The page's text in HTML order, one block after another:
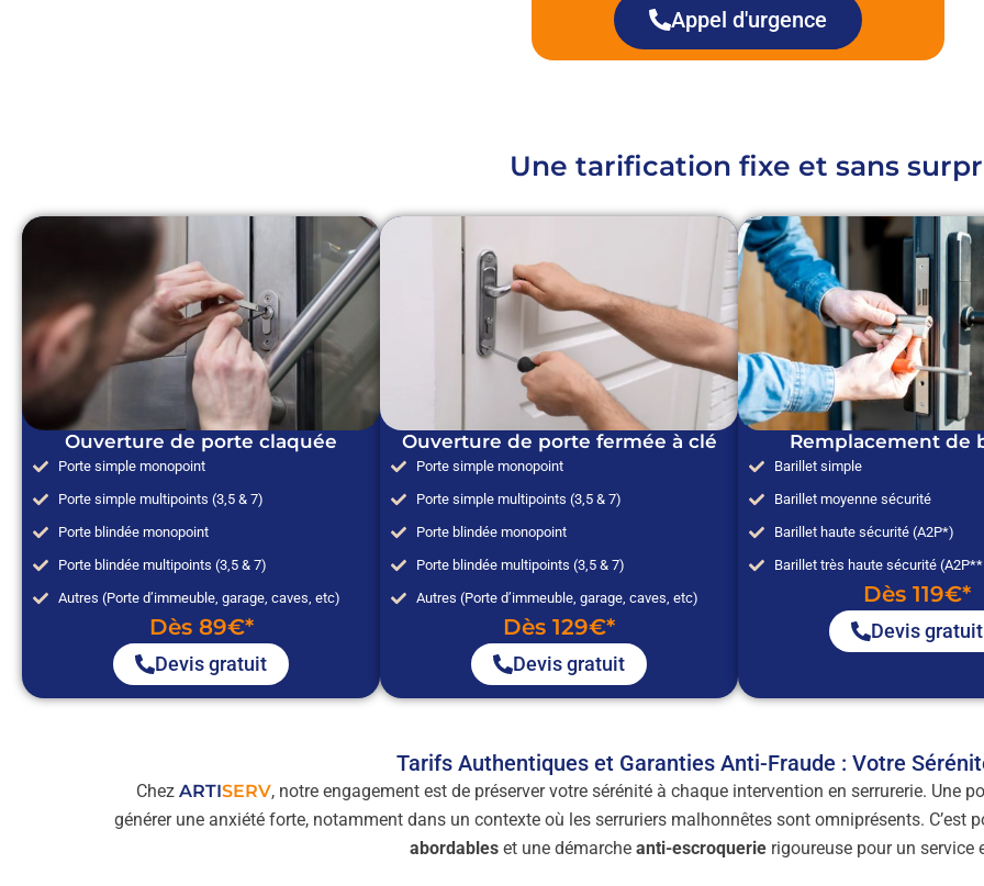
Appel d'urgence
Une tarification fixe et sans
Ouverture de porte claquée
Porte simple monopoint
Porte simple multipoints (3,5 & 7)
Porte blindée monopoint
Porte blindée multipoints (3,5 & 7)
Autres (Porte d’immeuble, garage, caves, etc)
Dès 89€*
Devis gratuit
Ouverture de porte fermée à clé
Porte simple monopoint
Porte simple multipoints (3,5 & 7)
Porte blindée monopoint
Porte blindée multipoints (3,5 & 7)
Autres (Porte d’immeuble, garage, caves, etc)
Dès 129€*
Devis gratuit
Remplacement de
Barillet simple
Barillet moyenne sécurité
Barillet haute sécurité (A2P*)
Barillet très haute sécurité
Dès 119€*
Devis gratuit
Tarifs Authentiques et Garanties Anti-Fraude : Votre
Chez ARTISERV, notre engagement est de préserver votre sérénité à chaque intervention en serrurerie. Une
générer une anxiété forte, notamment dans un contexte où les serruriers malhonnêtes sont omniprésents. C’est
abordableset une démarche anti-escroquerierigoureuse pour un service